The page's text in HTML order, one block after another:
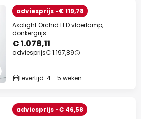
adviesprijs -€ 119,78
Axolight Orchid LED vloerlamp,
donkergrijs
€ 1.078,11
adviesprijs€ 1.197,89
Levertijd: 4 - 5 weken
adviesprijs -€ 46,58